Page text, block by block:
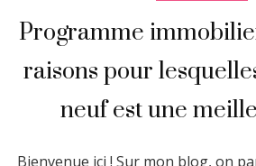
Programme
raisons pour
neuf est une
Bienvenue ici ! Sur mon blog, on